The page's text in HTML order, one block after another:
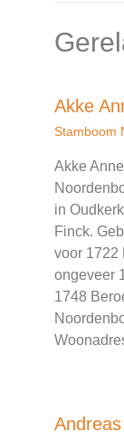
Akke
Stamboom
Akke
in
Finck.
voor 1722
ongeveer
1748